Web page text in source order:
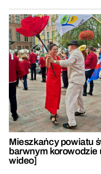
Mieszkańcy powiatu
barwnym
wideo]